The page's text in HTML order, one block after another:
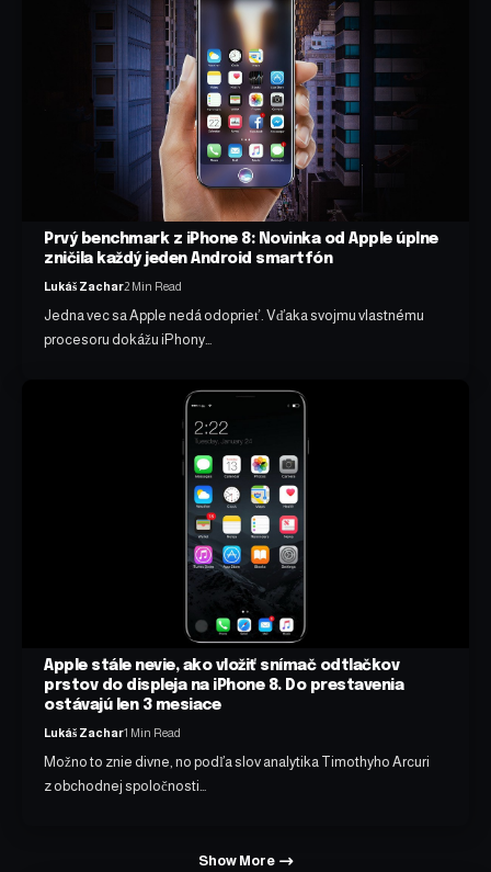
Prvý benchmark z iPhone 8: Novinka od Apple úplne
zničila každý jeden Android smartfón
Lukáš Zachar2 Min Read
Jedna vec sa Apple nedá odoprieť. Vďaka svojmu vlastnému
procesoru dokážu iPhony…
Apple stále nevie, ako vložiť snímač odtlačkov
prstov do displeja na iPhone 8. Do prestavenia
ostávajú len 3 mesiace
Lukáš Zachar1 Min Read
Možno to znie divne, no podľa slov analytika Timothyho Arcuri
z obchodnej spoločnosti…
Show More